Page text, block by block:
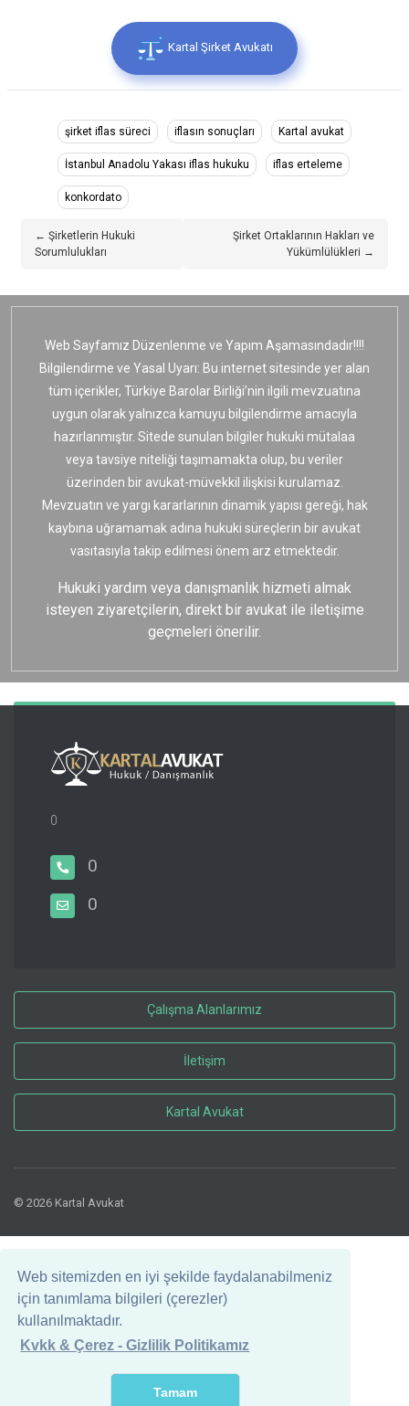
Web sitemizden en iyi şekilde faydalanabilmeniz
için tanımlama bilgileri (çerezler)
kullanılmaktadır.
Kvkk & Çerez - Gizlilik Politikamız
Tamam
Kartal Şirket Avukatı
şirket iflas süreci iflasın sonuçları Kartal avukat
İstanbul Anadolu Yakası iflas hukuku iflas erteleme
konkordato
← Şirketlerin Hukuki
Sorumlulukları
Şirket Ortaklarının Hakları ve
Yükümlülükleri →
Web Sayfamız Düzenlenme ve Yapım Aşamasındadır!!!!
Bilgilendirme ve Yasal Uyarı: Bu internet sitesinde yer alan
tüm içerikler, Türkiye Barolar Birliği’nin ilgili mevzuatına
uygun olarak yalnızca kamuyu bilgilendirme amacıyla
hazırlanmıştır. Sitede sunulan bilgiler hukuki mütalaa
veya tavsiye niteliği taşımamakta olup, bu veriler
üzerinden bir avukat-müvekkil ilişkisi kurulamaz.
Mevzuatın ve yargı kararlarının dinamik yapısı gereği, hak
kaybına uğramamak adına hukuki süreçlerin bir avukat
vasıtasıyla takip edilmesi önem arz etmektedir.
Hukuki yardım veya danışmanlık hizmeti almak
isteyen ziyaretçilerin, direkt bir avukat ile iletişime
geçmeleri önerilir.
0
0
0
Çalışma Alanlarımız
İletişim
Kartal Avukat
© 2026 Kartal Avukat